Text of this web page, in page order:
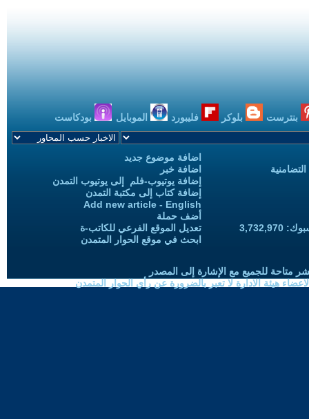
بنترست بلوكر فليبورد الموبايل بودكاست
اضافة موضوع جديد
اضافة خبر
إضافة يوتيوب-فلم إلى يوتيوب التمدن
إضافة كتاب إلى مكتبة التمدن
Add new article - English
أضف حملة
تعديل الموقع الفرعي للكاتب-ة
ابحث في موقع الحوار المتمدن
متاحة للجميع مع الإشارة إلى المصدر
هيئة الادارة لا تعبر بالضرورة عن رأي الحوار المتمدن